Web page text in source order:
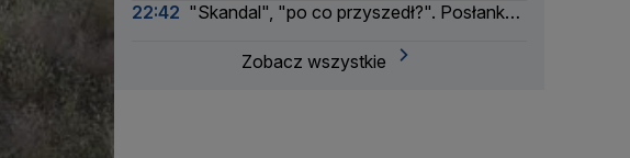
Wojskowa
22:42 "Skandal", "po co przyszedł?". Posłanka
Zobacz wszystkie